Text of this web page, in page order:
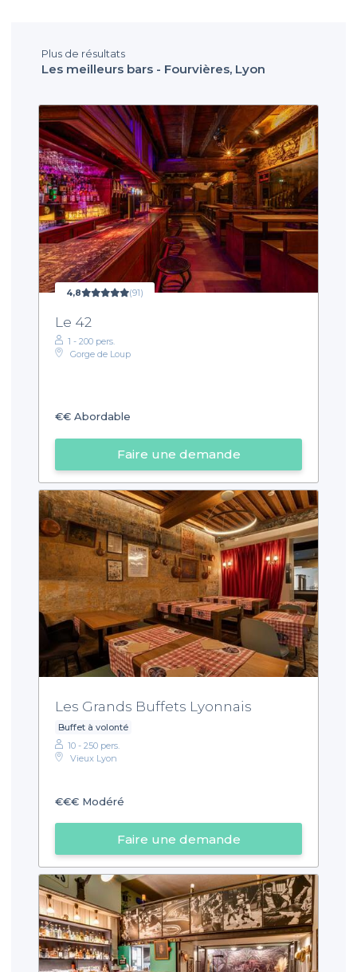
Plus de résultats
Les meilleurs bars - Fourvières, Lyon
4,8 (91)
Le 42
1 - 200 pers.
Gorge de Loup
€€ Abordable
Faire une demande
Les Grands Buffets Lyonnais
Buffet à volonté
10 - 250 pers.
Vieux Lyon
€€€ Modéré
Faire une demande